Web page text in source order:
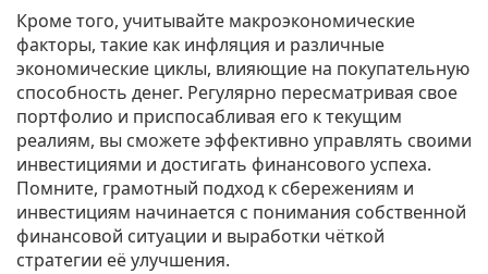
Кроме того, учитывайте макроэкономические
факторы, такие как инфляция и различные
экономические циклы, влияющие на покупательную
способность денег. Регулярно пересматривая свое
портфолио и приспосабливая его к текущим
реалиям, вы сможете эффективно управлять своими
инвестициями и достигать финансового успеха.
Помните, грамотный подход к сбережениям и
инвестициям начинается с понимания собственной
финансовой ситуации и выработки чёткой
стратегии её улучшения.